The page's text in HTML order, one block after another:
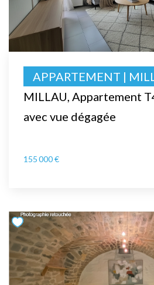
MILLAU, Appartement
avec vue dégagée
APPARTEMENT |
155 000 €